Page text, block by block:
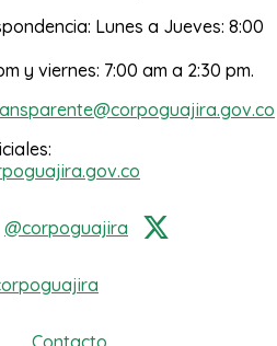
Lunes a Jueves: 8:00
y viernes: 7:00 am a 2:30 pm.
@corpoguajira